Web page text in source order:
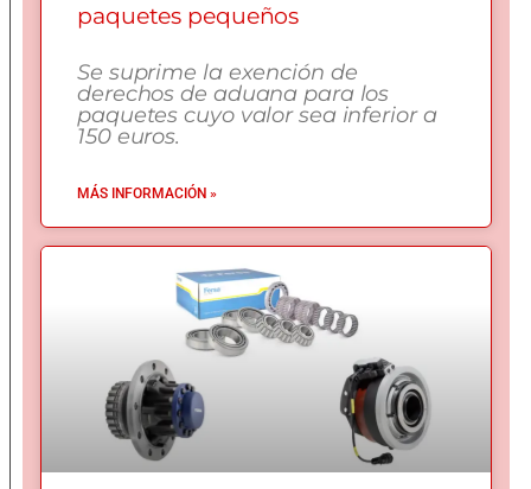
paquetes pequeños
Se suprime la exención de
derechos de aduana para los
paquetes cuyo valor sea inferior a
150 euros.
MÁS INFORMACIÓN »